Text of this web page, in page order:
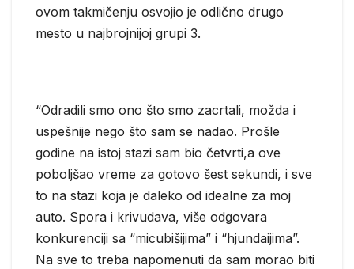
ovom takmičenju osvojio je odlično drugo
mesto u najbrojnijoj grupi 3.
“Odradili smo ono što smo zacrtali, možda i
uspešnije nego što sam se nadao. Prošle
godine na istoj stazi sam bio četvrti,a ove
poboljšao vreme za gotovo šest sekundi, i sve
to na stazi koja je daleko od idealne za moj
auto. Spora i krivudava, više odgovara
konkurenciji sa “micubišijima” i “hjundaijima”.
Na sve to treba napomenuti da sam morao biti